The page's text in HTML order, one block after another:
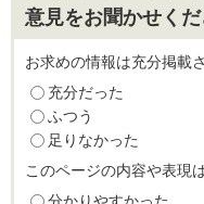
意見をお聞かせく
お求めの情報は充分掲載
充分だった
ふつう
足りなかった
このページの内容や表現